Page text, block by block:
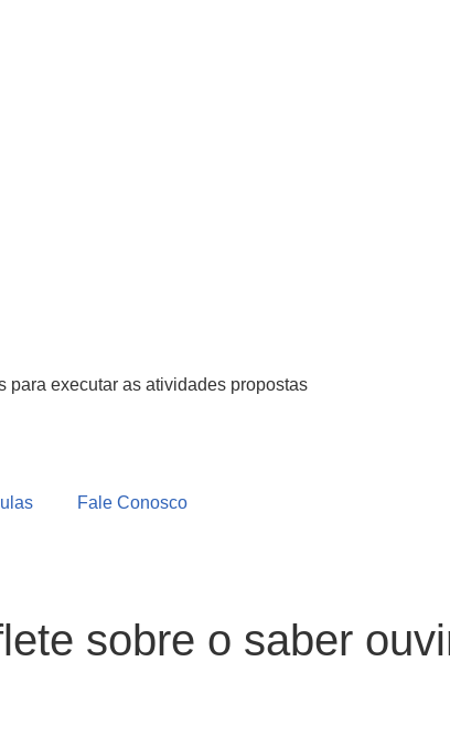
para executar as atividades propostas
Fale Conosco
sobre o saber